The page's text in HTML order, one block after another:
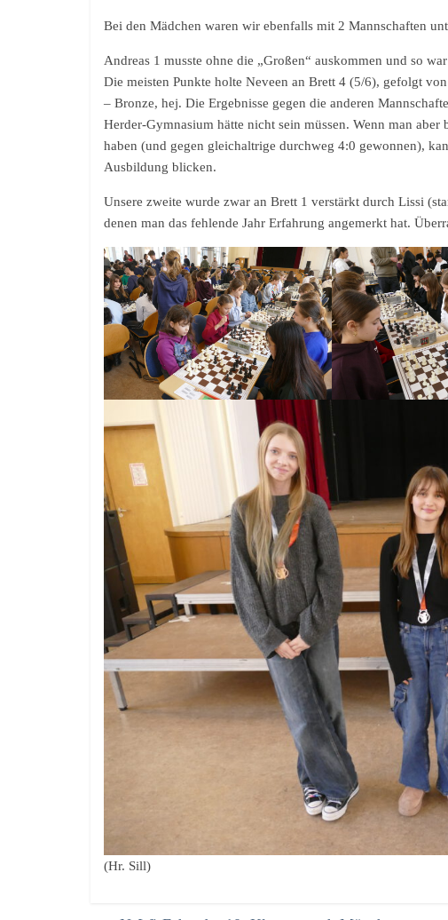
Bei den Mädchen waren wir ebenfalls mit 2 Mannschaften
Andreas 1 musste ohne die „Großen“ auskommen und so
Die meisten Punkte holte Neveen an Brett 4 (5/6), gefolgt
– Bronze, hej. Die Ergebnisse gegen die anderen
Herder-Gymnasium hätte nicht sein müssen. Wenn man
haben (und gegen gleichaltrige durchweg 4:0 gewonnen),
Ausbildung blicken.
Unsere zweite wurde zwar an Brett 1 verstärkt durch Lissi
denen man das fehlende Jahr Erfahrung angemerkt hat.
(Hr. Sill)